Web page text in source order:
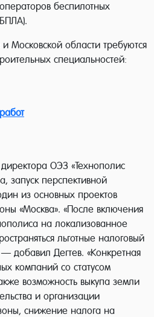
беспилотных
Московской области требуются
специальностей:
ОЭЗ «Технополис
запуск перспективной
из основных проектов
«Москва». «После включения
на локализованное
льготные налоговый
добавил Дегтев. «Конкретная
компаний со статусом
возможность выкупа земли
и организации
снижение налога на